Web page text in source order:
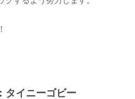
タイニーゴビー